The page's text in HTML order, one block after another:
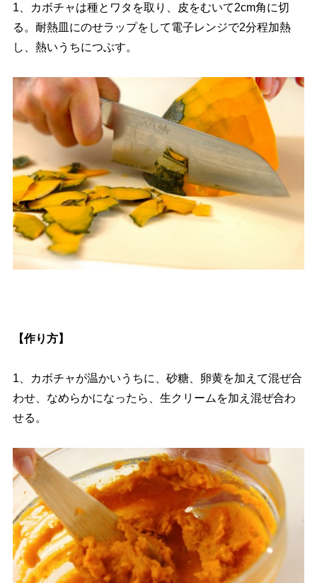
1、カボチャは種とワタを取り、皮をむいて2cm角に切
る。耐熱皿にのせラップをして電子レンジで2分程加熱
し、熱いうちにつぶす。
【作り方】
1、カボチャが温かいうちに、砂糖、卵黄を加えて混ぜ合
わせ、なめらかになったら、生クリームを加え混ぜ合わ
せる。